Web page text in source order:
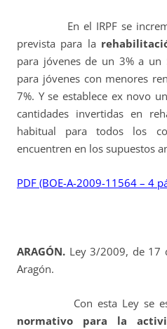
En el IRPF se
prevista para la
para jóvenes de un 3% a un
para jóvenes con menores
7%. Y se establece ex novo
cantidades invertidas en
habitual para todos los
encuentren en los supuestos
PDF (BOE-A-2009-11564 – 4
ARAGÓN. Ley 3/2009, de 17
Aragón.
Con esta Ley se
normativo para la